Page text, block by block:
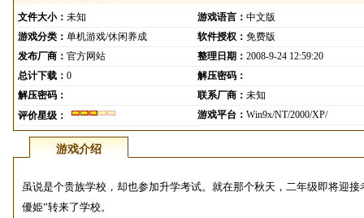
文件大小： 未知 游戏语言： 中文版
游戏分类： 单机游戏/休闲养成 软件授权： 免费版
发布厂商： 官方网站 整理日期： 2008-9-24 12:59:20
总计下载： 0
解压密码：
解压密码：
联系厂商： 未知
评价星级：
游戏平台： Win9x/NT/2000/XP/
游戏介绍
虽说是个贵族学校，却也参加升学考试。就在那个秋天，二年级即将迎
優姫”转来了学校。